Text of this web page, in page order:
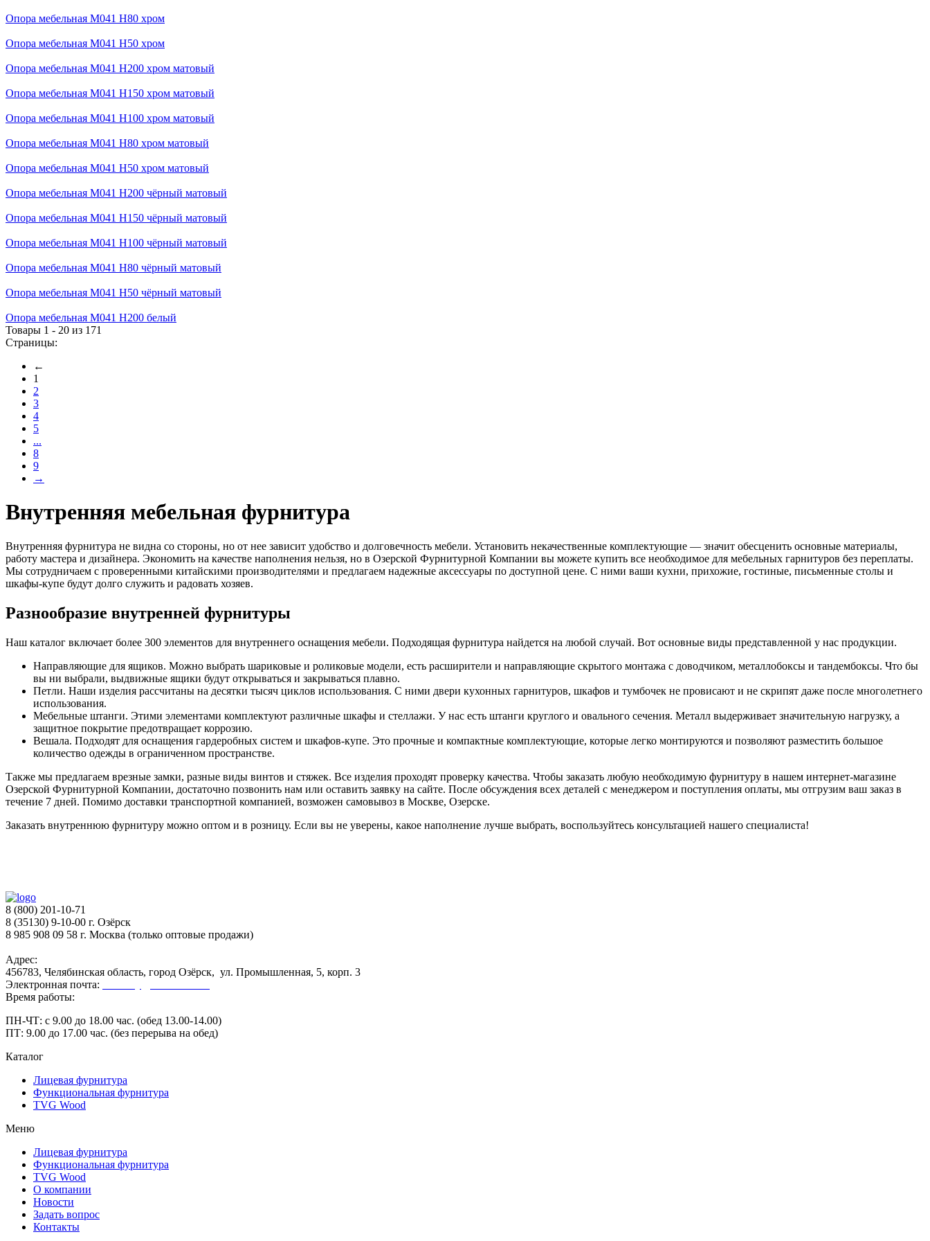
Опора мебельная М041 H80 хром
Опора мебельная М041 H50 хром
Опора мебельная М041 H200 хром матовый
Опора мебельная М041 H150 хром матовый
Опора мебельная М041 H100 хром матовый
Опора мебельная М041 H80 хром матовый
Опора мебельная М041 H50 хром матовый
Опора мебельная М041 H200 чёрный матовый
Опора мебельная М041 H150 чёрный матовый
Опора мебельная М041 H100 чёрный матовый
Опора мебельная М041 H80 чёрный матовый
Опора мебельная М041 H50 чёрный матовый
Опора мебельная М041 H200 белый
Товары 1 - 20 из 171
Страницы:
←
1
2
3
4
5
...
8
9
→
Внутренняя мебельная фурнитура
Внутренняя фурнитура не видна со стороны, но от нее зависит удобство и долговечность мебели. Установить некачественные комплектующие — значит обесценить основные материалы,
работу мастера и дизайнера. Экономить на качестве наполнения нельзя, но в Озерской Фурнитурной Компании вы можете купить все необходимое для мебельных гарнитуров без переплаты.
Мы сотрудничаем с проверенными китайскими производителями и предлагаем надежные аксессуары по доступной цене. С ними ваши кухни, прихожие, гостиные, письменные столы и
шкафы-купе будут долго служить и радовать хозяев.
Разнообразие внутренней фурнитуры
Наш каталог включает более 300 элементов для внутреннего оснащения мебели. Подходящая фурнитура найдется на любой случай. Вот основные виды представленной у нас продукции.
Направляющие для ящиков. Можно выбрать шариковые и роликовые модели, есть расширители и направляющие скрытого монтажа с доводчиком, металлобоксы и тандембоксы. Что бы
вы ни выбрали, выдвижные ящики будут открываться и закрываться плавно.
Петли. Наши изделия рассчитаны на десятки тысяч циклов использования. С ними двери кухонных гарнитуров, шкафов и тумбочек не провисают и не скрипят даже после многолетнего
использования.
Мебельные штанги. Этими элементами комплектуют различные шкафы и стеллажи. У нас есть штанги круглого и овального сечения. Металл выдерживает значительную нагрузку, а
защитное покрытие предотвращает коррозию.
Вешала. Подходят для оснащения гардеробных систем и шкафов-купе. Это прочные и компактные комплектующие, которые легко монтируются и позволяют разместить большое
количество одежды в ограниченном пространстве.
Также мы предлагаем врезные замки, разные виды винтов и стяжек. Все изделия проходят проверку качества. Чтобы заказать любую необходимую фурнитуру в нашем интернет-магазине
Озерской Фурнитурной Компании, достаточно позвонить нам или оставить заявку на сайте. После обсуждения всех деталей с менеджером и поступления оплаты, мы отгрузим ваш заказ в
течение 7 дней. Помимо доставки транспортной компанией, возможен самовывоз в Москве, Озерске.
Заказать внутреннюю фурнитуру можно оптом и в розницу. Если вы не уверены, какое наполнение лучше выбрать, воспользуйтесь консультацией нашего специалиста!
8 (800) 201-10-71
8 (35130) 9-10-00 г. Озёрск
8 985 908 09 58 г. Москва (только оптовые продажи)
Адрес:
456783, Челябинская область, город Озёрск, ул. Промышленная, 5, корп. 3
Электронная почта:
Время работы:
ПН-ЧТ: с 9.00 до 18.00 час. (обед 13.00-14.00)
ПТ: 9.00 до 17.00 час. (без перерыва на обед)
Каталог
Лицевая фурнитура
Функциональная фурнитура
TVG Wood
Меню
Лицевая фурнитура
Функциональная фурнитура
TVG Wood
О компании
Новости
Задать вопрос
Контакты